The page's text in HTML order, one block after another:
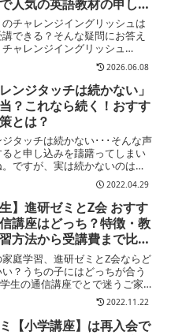
人気の英語教材の申し込
料金を詳しく解説します
チャレンジイングリッシュは
できる？そんな疑問にお答え
チャレンジイングリッシュ
English〉は進研ゼミの人気
前は追加受講費が必要な英語の
ン教材でしたが現在は「本講座
ミ...
2026.06.08
ンジタッチは続かない」
？これなら続く！おすす
とは？
タッチは続かない･･･そんな声
と申し込みを躊躇ってしまい
。ですが、実は続かないのはゼ
方に問題があるケースが多いの
こではチャレンジタッチを続け
取り組むべきポイントをわかり
介します。
2022.04.29
】進研ゼミとZ会 おすす
講座はどっち？特徴・教
方法から受講費まで比較
庭学習、進研ゼミとZ会ならど
い？うちの子にはどっちが合う
生の通信講座でとで迷うご家
くありません。そこでここでは
家庭学習教材として進研ゼミとZ
この記事でわかることそれぞ
2022.11.22
【小学講座】は再入会で